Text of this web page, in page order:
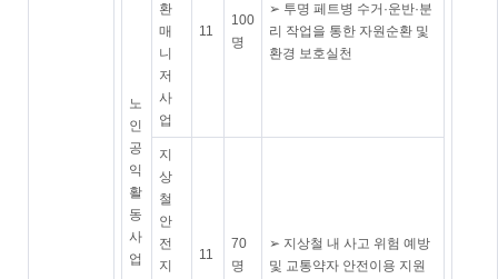
노
인
공
익
활
동
사
업
환
매
니
저
사
업
11
100
명
➢ 투명 페트병 수거·운반·분
리 작업을 통한 자원순환 및
환경 보호실천
지
상
철
안
전
지
11
70
명
➢ 지상철 내 사고 위험 예방
및 교통약자 안전이용 지원